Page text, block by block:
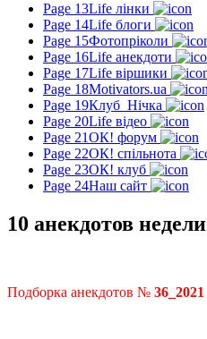
Page 13Life лінки
Page 14Life блоги
Page 15Фотопріколи
Page 16Life анекдоти
Page 17Life віршики
Page 18Motivators.ua
Page 19Клуб_Нічка
Page 20Life відео
Page 21ОК! форум
Page 22ОК! спільнота
Page 23ОК! клуб
Page 24Наш сайт
10 анекдотов недели
Подборка анекдотов № 36_2021